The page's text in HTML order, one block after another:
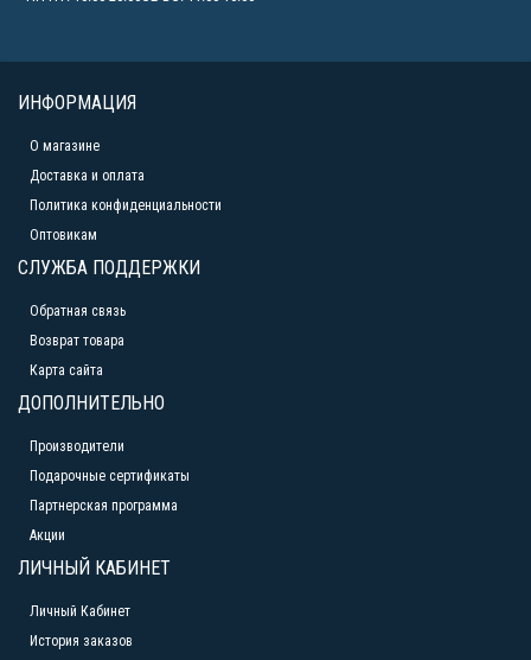
ИНФОРМАЦИЯ
О магазине
Доставка и оплата
Политика конфиденциальности
Оптовикам
СЛУЖБА ПОДДЕРЖКИ
Обратная связь
Возврат товара
Карта сайта
ДОПОЛНИТЕЛЬНО
Производители
Подарочные сертификаты
Партнерская программа
Акции
ЛИЧНЫЙ КАБИНЕТ
Личный Кабинет
История заказов